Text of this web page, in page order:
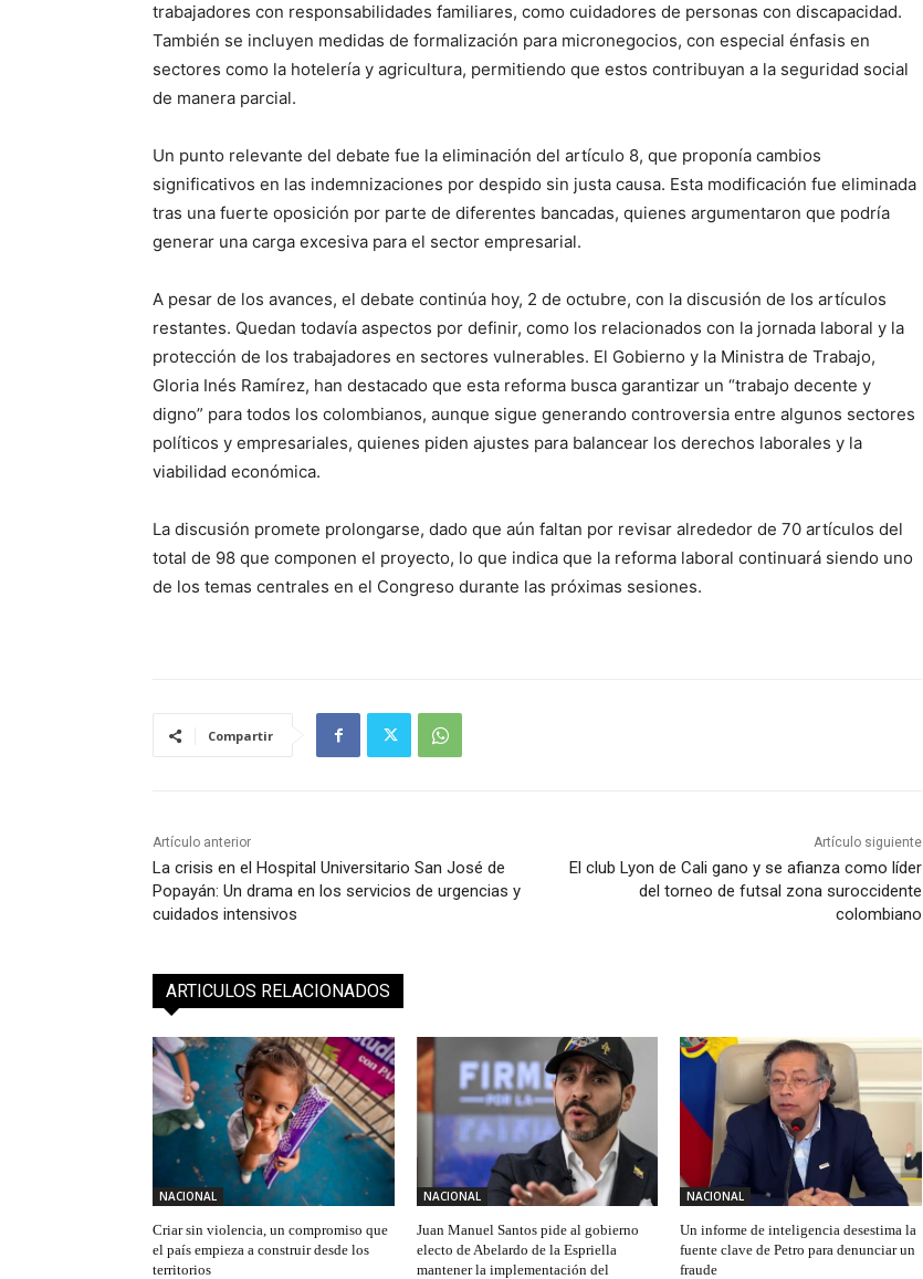
trabajadores con responsabilidades familiares, como cuidadores de personas con discapacidad.
También se incluyen medidas de formalización para micronegocios, con especial énfasis en
sectores como la hotelería y agricultura, permitiendo que estos contribuyan a la seguridad social
de manera parcial.
Un punto relevante del debate fue la eliminación del artículo 8, que proponía cambios
significativos en las indemnizaciones por despido sin justa causa. Esta modificación fue eliminada
tras una fuerte oposición por parte de diferentes bancadas, quienes argumentaron que podría
generar una carga excesiva para el sector empresarial.
A pesar de los avances, el debate continúa hoy, 2 de octubre, con la discusión de los artículos
restantes. Quedan todavía aspectos por definir, como los relacionados con la jornada laboral y la
protección de los trabajadores en sectores vulnerables. El Gobierno y la Ministra de Trabajo,
Gloria Inés Ramírez, han destacado que esta reforma busca garantizar un “trabajo decente y
digno” para todos los colombianos, aunque sigue generando controversia entre algunos sectores
políticos y empresariales, quienes piden ajustes para balancear los derechos laborales y la
viabilidad económica.
La discusión promete prolongarse, dado que aún faltan por revisar alrededor de 70 artículos del
total de 98 que componen el proyecto, lo que indica que la reforma laboral continuará siendo uno
de los temas centrales en el Congreso durante las próximas sesiones.
Compartir
Artículo anterior
La crisis en el Hospital Universitario San José de
Popayán: Un drama en los servicios de urgencias y
cuidados intensivos
Artículo siguiente
El club Lyon de Cali gano y se afianza como líder
del torneo de futsal zona suroccidente
colombiano
ARTICULOS RELACIONADOS
NACIONAL
Criar sin violencia, un compromiso que
el país empieza a construir desde los
territorios
NACIONAL
Juan Manuel Santos pide al gobierno
electo de Abelardo de la Espriella
mantener la implementación del
NACIONAL
Un informe de inteligencia desestima la
fuente clave de Petro para denunciar un
fraude